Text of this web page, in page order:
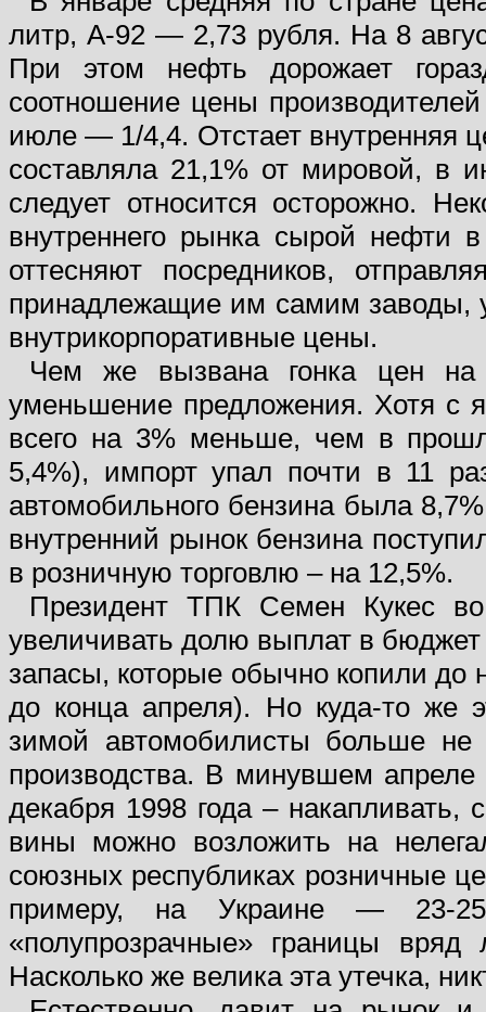
литр, А-92 — 2,73 рубля. На 8
При этом нефть дорожает
соотношение цены
июле — 1/4,4. Отстает внутренняя
составляла 21,1% от мировой,
следует относится осторожно.
внутреннего рынка сырой нефти
оттесняют посредников,
принадлежащие им самим заводы,
внутрикорпоративные цены.
Чем же вызвана гонка цен
уменьшение предложения. Хотя с
всего на 3% меньше, чем в
5,4%), импорт упал почти в 11
автомобильного бензина была
внутренний рынок бензина
в розничную торговлю – на 12,5%.
Президент ТПК Семен Кукес
увеличивать долю выплат в
запасы, которые обычно копили до
до конца апреля). Но куда-то же
зимой автомобилисты больше не
производства. В минувшем апреле
декабря 1998 года – накапливать,
вины можно возложить на
союзных республиках розничные
примеру, на Украине — 23-
«полупрозрачные» границы вряд
Насколько же велика эта утечка,